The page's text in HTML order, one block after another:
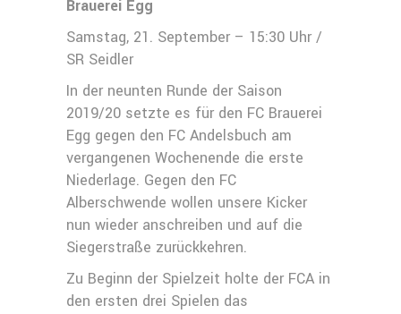
Brauerei Egg
Samstag, 21. September – 15:30 Uhr /
SR Seidler
In der neunten Runde der Saison
2019/20 setzte es für den FC Brauerei
Egg gegen den FC Andelsbuch am
vergangenen Wochenende die erste
Niederlage. Gegen den FC
Alberschwende wollen unsere Kicker
nun wieder anschreiben und auf die
Siegerstraße zurückkehren.
Zu Beginn der Spielzeit holte der FCA in
den ersten drei Spielen das